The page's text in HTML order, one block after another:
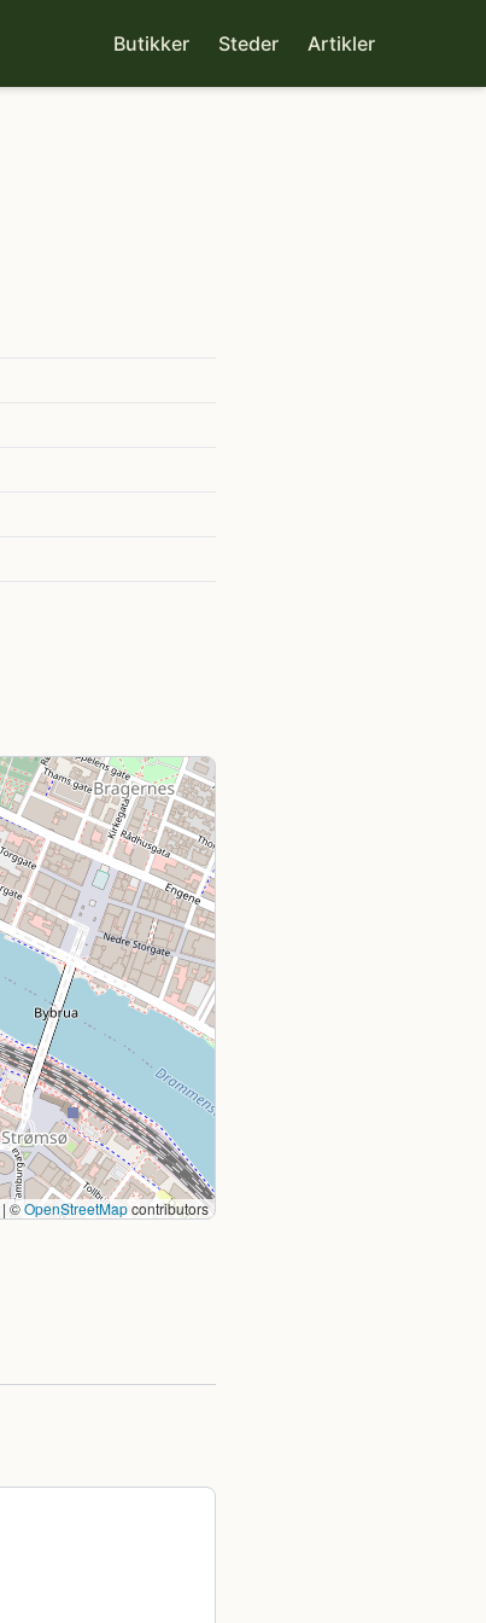
Butikker Steder Artikler
| ©OpenStreetMapcontributors